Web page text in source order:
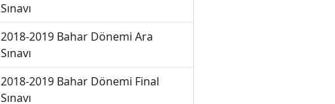
Sınavı
2018-2019 Bahar Dönemi Ara
Sınavı
2018-2019 Bahar Dönemi Final
Sınavı